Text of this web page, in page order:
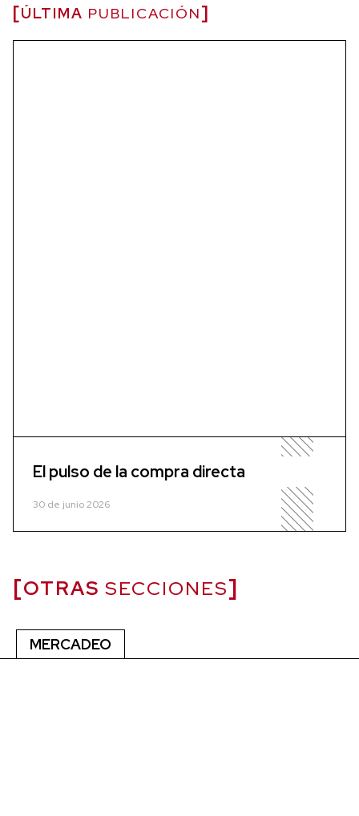
ÚLTIMA PUBLICACIÓN
El pulso de la compra directa
30 de junio 2026
OTRAS SECCIONES
MERCADEO